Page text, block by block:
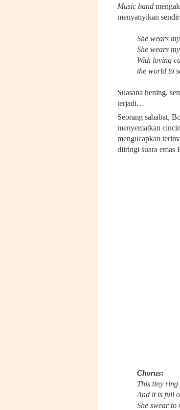
Music band
menyanyikan
She wears
She wears
With loving
the world to
Suasana hening,
terjadi…
Seorang sahabat,
menyematkan
mengucapkan
diiringi suara emas
Chorus:
This tiny ring
And it is full
She swear to